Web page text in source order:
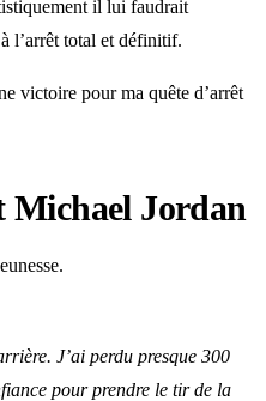
il lui faudrait
l’arrêt total et définitif.
victoire pour ma quête d’arrêt
Michael Jordan
J’ai perdu presque 300
pour prendre le tir de la